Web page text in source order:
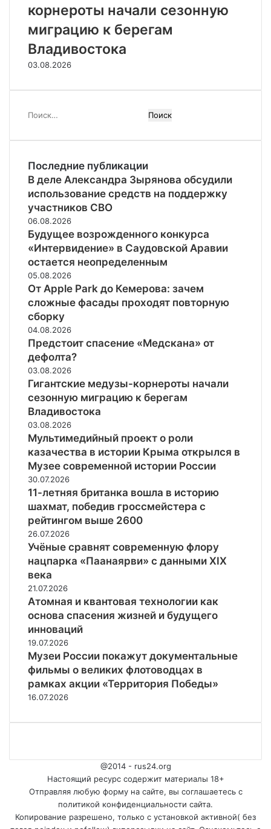
корнероты начали сезонную
миграцию к берегам
Владивостока
03.08.2026
Найти:
Последние публикации
В деле Александра Зырянова обсудили
использование средств на поддержку
участников СВО
06.08.2026
Будущее возрожденного конкурса
«Интервидение» в Саудовской Аравии
остается неопределенным
05.08.2026
От Apple Park до Кемерова: зачем
сложные фасады проходят повторную
сборку
04.08.2026
Предстоит спасение «Медскана» от
дефолта?
03.08.2026
Гигантские медузы-корнероты начали
сезонную миграцию к берегам
Владивостока
03.08.2026
Мультимедийный проект о роли
казачества в истории Крыма открылся в
Музее современной истории России
30.07.2026
11-летняя британка вошла в историю
шахмат, победив гроссмейстера с
рейтингом выше 2600
26.07.2026
Учёные сравнят современную флору
нацпарка «Паанаярви» с данными XIX
века
21.07.2026
Атомная и квантовая технологии как
основа спасения жизней и будущего
инноваций
19.07.2026
Музеи России покажут документальные
фильмы о великих флотоводцах в
рамках акции «Территория Победы»
16.07.2026
@2014 - rus24.org
Настоящий ресурс содержит материалы 18+
Отправляя любую форму на сайте, вы соглашаетесь с
политикой конфиденциальности сайта.
Копирование разрешено, только с установкой активной( без